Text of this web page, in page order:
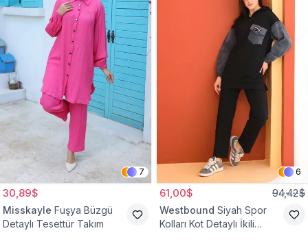
7
30,89$
Misskayle Fuşya Büzgü
Detaylı Tesettür Takım
6
61,00$ 94,42$
Westbound Siyah Spor
Kolları Kot Detaylı İkili